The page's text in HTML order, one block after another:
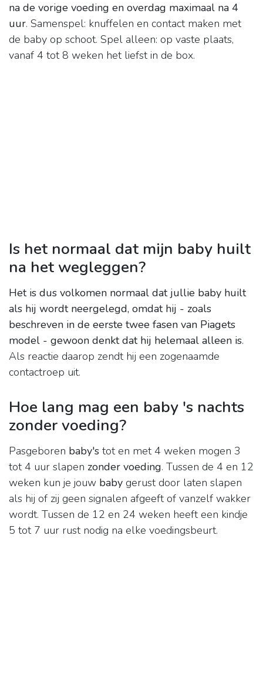
na de vorige voeding en overdag maximaal na 4
uur. Samenspel: knuffelen en contact maken met
de baby op schoot. Spel alleen: op vaste plaats,
vanaf 4 tot 8 weken het liefst in de box.
Is het normaal dat mijn baby huilt
na het wegleggen?
Het is dus volkomen normaal dat jullie baby huilt
als hij wordt neergelegd, omdat hij - zoals
beschreven in de eerste twee fasen van Piagets
model - gewoon denkt dat hij helemaal alleen is.
Als reactie daarop zendt hij een zogenaamde
contactroep uit.
Hoe lang mag een baby 's nachts
zonder voeding?
Pasgeboren baby's tot en met 4 weken mogen 3
tot 4 uur slapen zonder voeding. Tussen de 4 en 12
weken kun je jouw baby gerust door laten slapen
als hij of zij geen signalen afgeeft of vanzelf wakker
wordt. Tussen de 12 en 24 weken heeft een kindje
5 tot 7 uur rust nodig na elke voedingsbeurt.